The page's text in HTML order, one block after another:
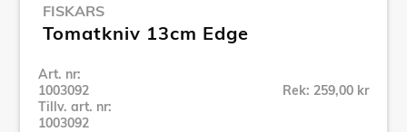
FISKARS
Tomatkniv 13cm Edge
Art. nr:
1003092
Tillv. art. nr:
1003092
Rek: 259,00 kr